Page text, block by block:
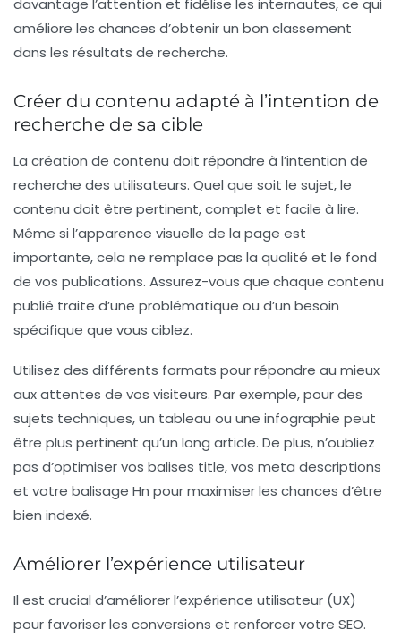
davantage l’attention et fidélise les internautes, ce qui
améliore les chances d’obtenir un bon classement
dans les résultats de recherche.
Créer du contenu adapté à l’intention de
recherche de sa cible
La création de contenu doit répondre à l’intention de
recherche des utilisateurs. Quel que soit le sujet, le
contenu doit être pertinent, complet et facile à lire.
Même si l’apparence visuelle de la page est
importante, cela ne remplace pas la qualité et le fond
de vos publications. Assurez-vous que chaque contenu
publié traite d’une problématique ou d’un besoin
spécifique que vous ciblez.
Utilisez des différents formats pour répondre au mieux
aux attentes de vos visiteurs. Par exemple, pour des
sujets techniques, un tableau ou une infographie peut
être plus pertinent qu’un long article. De plus, n’oubliez
pas d’optimiser vos balises title, vos meta descriptions
et votre balisage Hn pour maximiser les chances d’être
bien indexé.
Améliorer l’expérience utilisateur
Il est crucial d’améliorer l’expérience utilisateur (UX)
pour favoriser les conversions et renforcer votre SEO.